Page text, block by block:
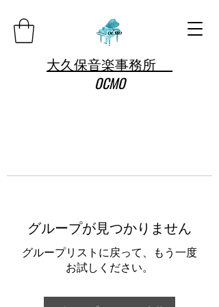
大久保音楽事務所
OCMO
グループが見つかりません
グループリストに戻って、もう一度
お試しください。